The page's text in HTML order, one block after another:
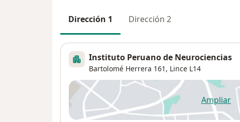
Dirección 1 Dirección 2
Instituto Peruano de Neurociencias
Bartolomé Herrera 161, Lince L14
Ampliar
se